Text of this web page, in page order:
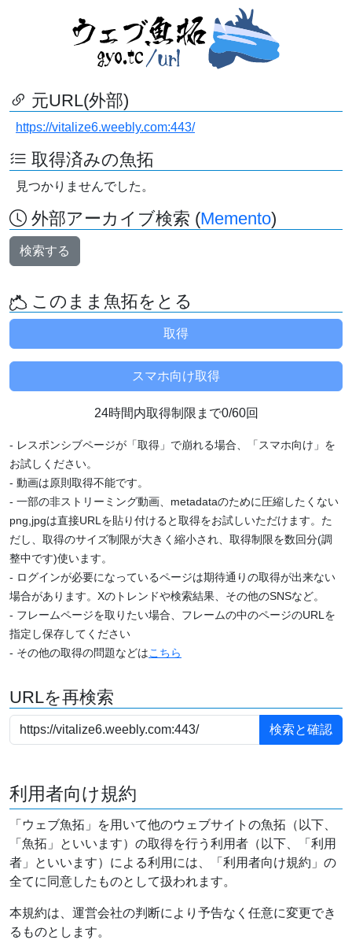
元URL(外部)
https://vitalize6.weebly.com:443/
取得済みの魚拓
見つかりませんでした。
外部アーカイブ検索 (Memento)
検索する
このまま魚拓をとる
24時間内取得制限まで0/60回
- レスポンシブページが「取得」で崩れる場合、「スマホ向け」を
お試しください。
- 動画は原則取得不能です。
- 一部の非ストリーミング動画、metadataのために圧縮したくない
png,jpgは直接URLを貼り付けると取得をお試しいただけます。た
だし、取得のサイズ制限が大きく縮小され、取得制限を数回分(調
整中です)使います。
- ログインが必要になっているページは期待通りの取得が出来ない
場合があります。Xのトレンドや検索結果、その他のSNSなど。
- フレームページを取りたい場合、フレームの中のページのURLを
指定し保存してください
- その他の取得の問題などはこちら
URLを再検索
利用者向け規約
「ウェブ魚拓」を用いて他のウェブサイトの魚拓（以下、
「魚拓」といいます）の取得を行う利用者（以下、「利用
者」といいます）による利用には、「利用者向け規約」の
全てに同意したものとして扱われます。
本規約は、運営会社の判断により予告なく任意に変更でき
るものとします。